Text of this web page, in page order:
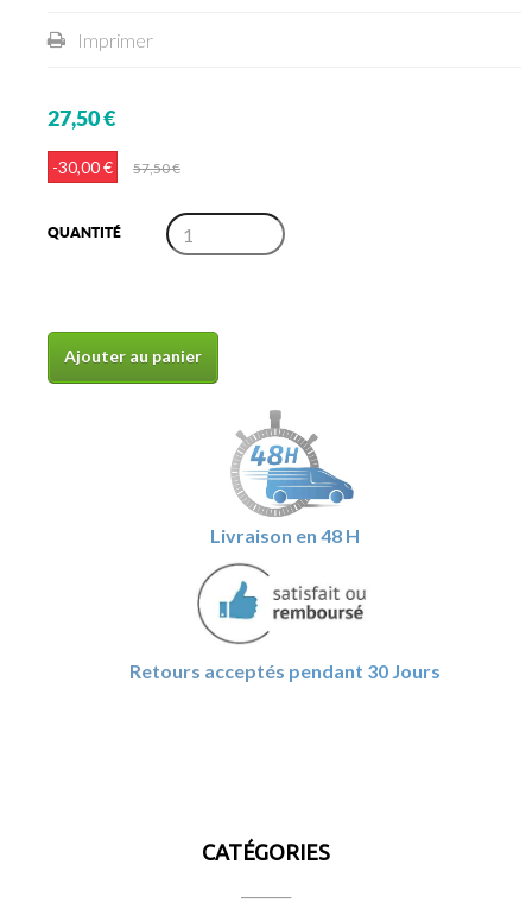
Imprimer
27,50 €
-30,00 € 57,50 €
QUANTITÉ
Ajouter au panier
Livraison en 48 H
Retours acceptés pendant 30 Jours
CATÉGORIES